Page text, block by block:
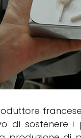
di sostenere i